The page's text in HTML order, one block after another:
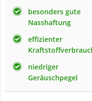
besonders gute
Nasshaftung
effizienter
niedriger
Geräuschpegel